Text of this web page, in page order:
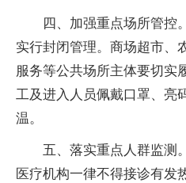
四、加强重点场所管控
实行封闭管理。商场超市、
服务等公共场所主体要切实
工及进入人员佩戴口罩、亮
温。
五、落实重点人群监测
医疗机构一律不得接诊有发